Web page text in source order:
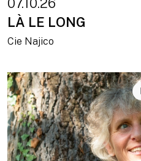
LÀ LE LONG
Cie Najico